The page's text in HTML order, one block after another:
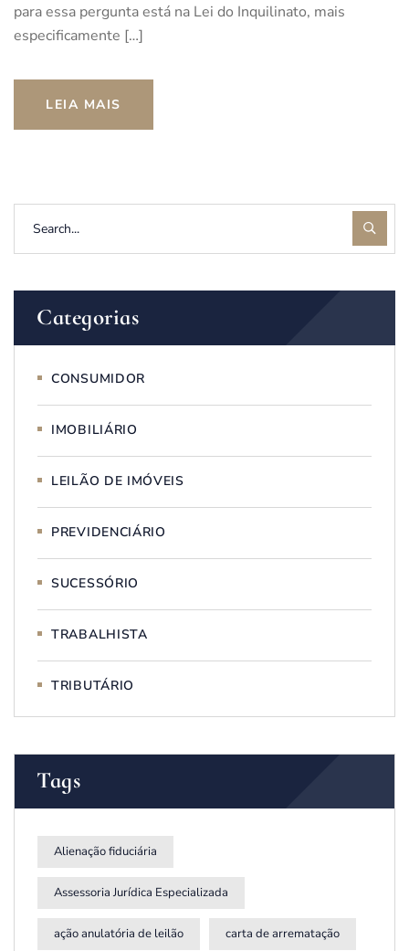
para essa pergunta está na Lei do Inquilinato, mais
especificamente […]
LEIA MAIS
Categorias
CONSUMIDOR
IMOBILIÁRIO
LEILÃO DE IMÓVEIS
PREVIDENCIÁRIO
SUCESSÓRIO
TRABALHISTA
TRIBUTÁRIO
Tags
Alienação fiduciária
Assessoria Jurídica Especializada
ação anulatória de leilão carta de arrematação